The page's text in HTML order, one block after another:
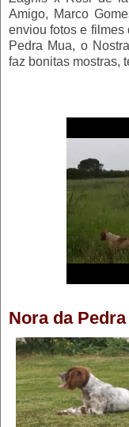
Amigo, Marco
enviou fotos e filmes
Pedra Mua, o
faz bonitas mostras,
Nora da